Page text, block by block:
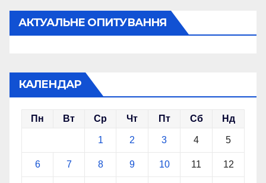
АКТУАЛЬНЕ ОПИТУВАННЯ
КАЛЕНДАР
Пн Вт Ср Чт Пт Сб Нд
1 2 3 4 5
6 7 8 9 10 11 12